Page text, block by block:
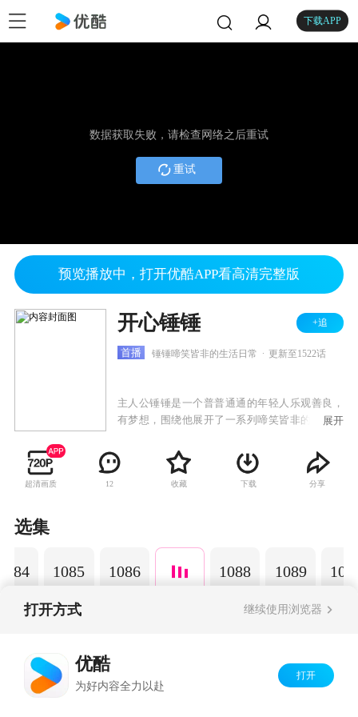
下载APP
数据获取失败，请检查网络之后重试
重试
预览播放中，打开优酷APP看高清完整版
开心锤锤 +追
首播 锤锤啼笑皆非的生活日常 更新至1522话
主人公锤锤是一个普普通通的年轻人乐观善良，
有梦想，围绕他展开了一系列啼笑皆非的故事。
常生活中发生的小故事，引发观众共鸣，传递正
能量，深受粉丝的喜爱。
展开
超清画质 12 收藏 下载 分享
选集
1085 1086 1088 1089
打开方式 继续使用浏览器
优酷
为好内容全力以赴
打开